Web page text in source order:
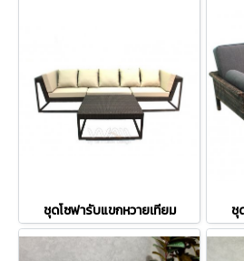
ชุดโซฟารับแขกหวายเทียม ชุ